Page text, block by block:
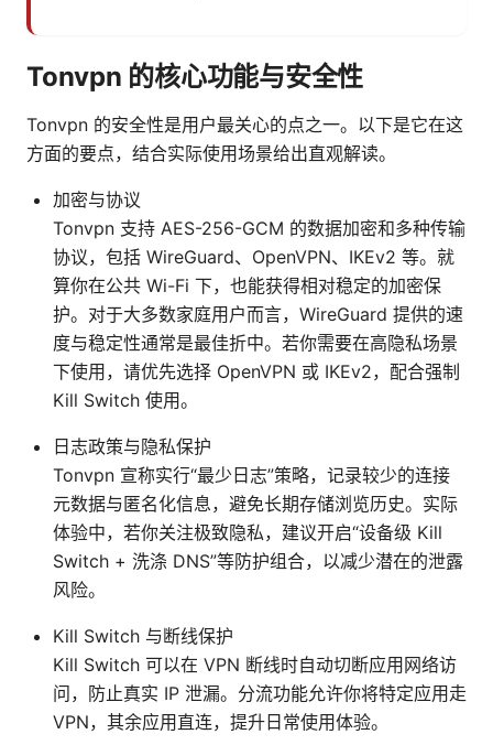
Tonvpn 的核心功能与安全性
Tonvpn 的安全性是用户最关心的点之一。以下是它在这
方面的要点，结合实际使用场景给出直观解读。
加密与协议
Tonvpn 支持 AES-256-GCM 的数据加密和多种传输
协议，包括 WireGuard、OpenVPN、IKEv2 等。就
算你在公共 Wi-Fi 下，也能获得相对稳定的加密保
护。对于大多数家庭用户而言，WireGuard 提供的速
度与稳定性通常是最佳折中。若你需要在高隐私场景
下使用，请优先选择 OpenVPN 或 IKEv2，配合强制
Kill Switch 使用。
日志政策与隐私保护
Tonvpn 宣称实行“最少日志”策略，记录较少的连接
元数据与匿名化信息，避免长期存储浏览历史。实际
体验中，若你关注极致隐私，建议开启“设备级 Kill
Switch + 洗涤 DNS”等防护组合，以减少潜在的泄露
风险。
Kill Switch 与断线保护
Kill Switch 可以在 VPN 断线时自动切断应用网络访
问，防止真实 IP 泄漏。分流功能允许你将特定应用走
VPN，其余应用直连，提升日常使用体验。